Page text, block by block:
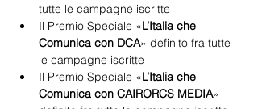
tutte le campagne iscritte
Il Premio Speciale «L’Italia che
Comunica con DCA» definito fra tutte
le campagne iscritte
Il Premio Speciale «L’Italia che
Comunica con CAIRORCS MEDIA»